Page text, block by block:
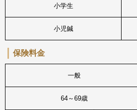
小学生
小児鍼
保険料金
一般
64～69歳